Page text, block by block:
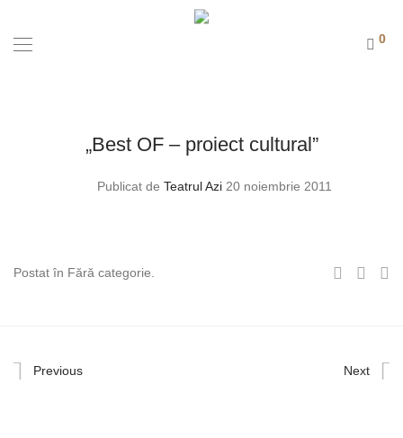
0
„Best OF – proiect cultural”
Publicat de Teatrul Azi 20 noiembrie 2011
Postat în Fără categorie.
Previous Next